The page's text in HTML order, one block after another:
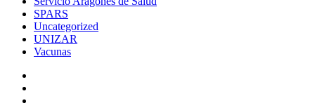
SPARS
Uncategorized
UNIZAR
Vacunas